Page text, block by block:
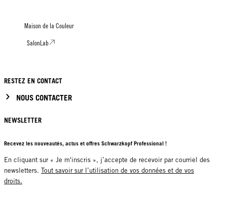
Maison de la Couleur
SalonLab
RESTEZ EN CONTACT
NOUS CONTACTER
NEWSLETTER
Recevez les nouveautés, actus et offres Schwarzkopf Professional !
En cliquant sur « Je m'inscris », j’accepte de recevoir par courriel des
newsletters. Tout savoir sur l’utilisation de vos données et de vos
droits.